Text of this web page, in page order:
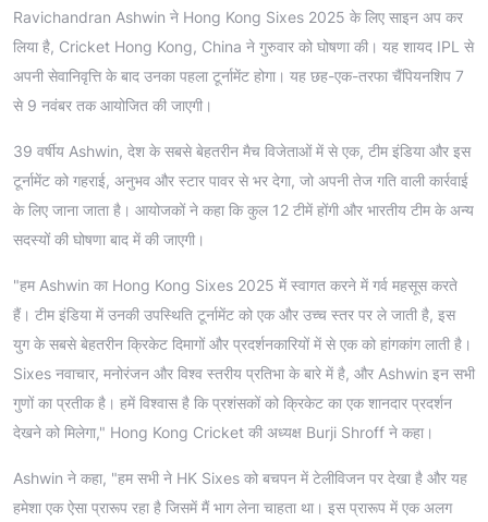
Ravichandran Ashwin ने Hong Kong Sixes 2025 के लिए साइन अप कर
लिया है, Cricket Hong Kong, China ने गुरुवार को घोषणा की। यह शायद IPL से
अपनी सेवानिवृत्ति के बाद उनका पहला टूर्नामेंट होगा। यह छह-एक-तरफा चैंपियनशिप 7
से 9 नवंबर तक आयोजित की जाएगी।
39 वर्षीय Ashwin, देश के सबसे बेहतरीन मैच विजेताओं में से एक, टीम इंडिया और इस
टूर्नामेंट को गहराई, अनुभव और स्टार पावर से भर देगा, जो अपनी तेज गति वाली कार्रवाई
के लिए जाना जाता है। आयोजकों ने कहा कि कुल 12 टीमें होंगी और भारतीय टीम के अन्य
सदस्यों की घोषणा बाद में की जाएगी।
"हम Ashwin का Hong Kong Sixes 2025 में स्वागत करने में गर्व महसूस करते
हैं। टीम इंडिया में उनकी उपस्थिति टूर्नामेंट को एक और उच्च स्तर पर ले जाती है, इस
युग के सबसे बेहतरीन क्रिकेट दिमागों और प्रदर्शनकारियों में से एक को हांगकांग लाती है।
Sixes नवाचार, मनोरंजन और विश्व स्तरीय प्रतिभा के बारे में है, और Ashwin इन सभी
गुणों का प्रतीक है। हमें विश्वास है कि प्रशंसकों को क्रिकेट का एक शानदार प्रदर्शन
देखने को मिलेगा," Hong Kong Cricket की अध्यक्ष Burji Shroff ने कहा।
Ashwin ने कहा, "हम सभी ने HK Sixes को बचपन में टेलीविजन पर देखा है और यह
हमेशा एक ऐसा प्रारूप रहा है जिसमें मैं भाग लेना चाहता था। इस प्रारूप में एक अलग